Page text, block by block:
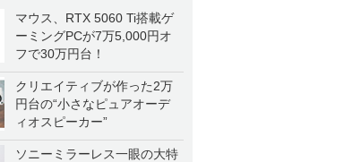
マウス、RTX 5060 Ti搭載ゲ
ーミングPCが7万5,000円オ
フで30万円台！
クリエイティブが作った2万
円台の“小さなピュアオーデ
ィオスピーカー”
ソニーミラーレス一眼の大特